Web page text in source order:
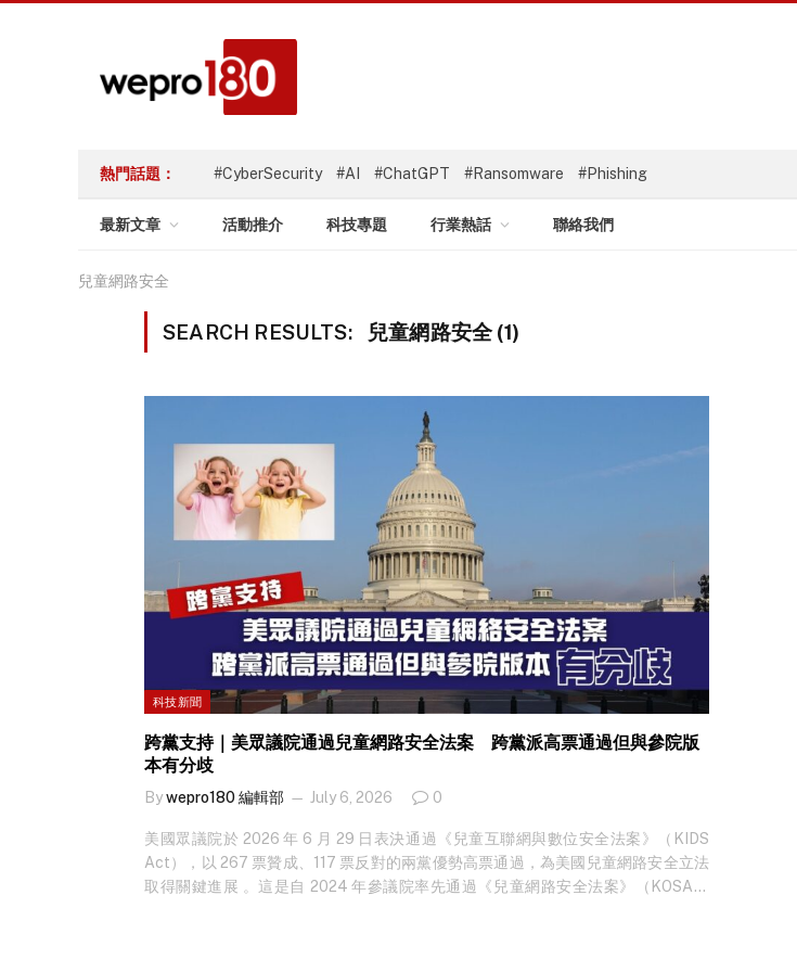
熱門話題： #CyberSecurity #AI #ChatGPT #Ransomware #Phishing
最新文章 活動推介 科技專題 行業熱話 聯絡我們
兒童網路安全
SEARCH RESULTS: 兒童網路安全 (1)
科技新聞
跨黨支持｜美眾議院通過兒童網路安全法案 跨黨派高票通過但與參院版
本有分歧
Bywepro180 編輯部 July 6, 2026 0
美國眾議院於 2026 年 6 月 29 日表決通過《兒童互聯網與數位安全法案》（KIDS
Act），以 267 票贊成、117 票反對的兩黨優勢高票通過，為美國兒童網路安全立法
取得關鍵進展 。這是自 2024 年參議院率先通過《兒童網路安全法案》（KOSA）